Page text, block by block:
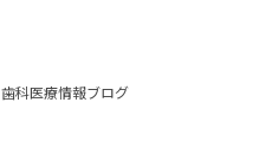
歯科医療情報ブログ